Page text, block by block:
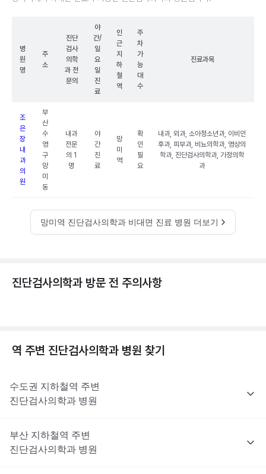
병
원
명
주
소
진단
검사
의학
과 전
문의
야
간/
일
요
일
진
료
인
근
지
하
철
역
주
차
가
능
대
수
진료과목
조
은
장
내
과
의
원
부
산
수
영
구
망
미
동
내과
전문
의 1
명
야
간
진
료
망
미
역
확
인
필
요
내과, 외과, 소아청소년과, 이비인
후과, 피부과, 비뇨의학과, 영상의
학과, 진단검사의학과, 가정의학
과
망미역 진단검사의학과 비대면 진료 병원 더보기
진단검사의학과 방문 전 주의사항
역 주변 진단검사의학과 병원 찾기
수도권 지하철역 주변
진단검사의학과 병원
부산 지하철역 주변
진단검사의학과 병원